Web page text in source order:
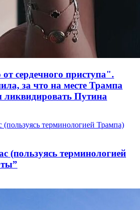
сердечного приступа".
за что на месте Трампа
ликвидировать Путина
(пользуясь терминологией